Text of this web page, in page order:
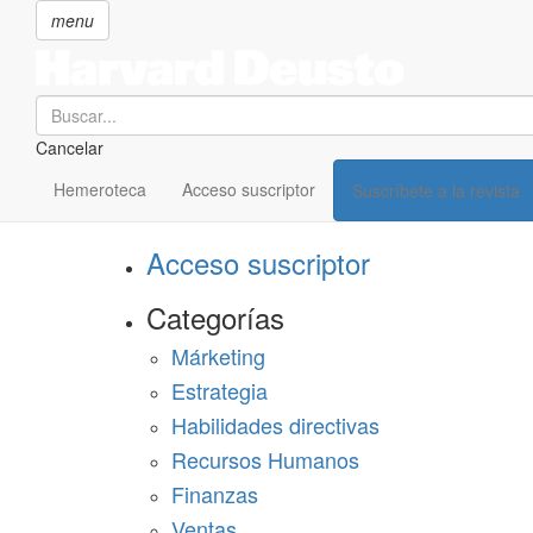
menu
Search
Cancelar
Hemeroteca
Acceso suscriptor Suscríbete a la revista
SECCIONES
Suscríbete a Harvard Deusto
Acceso suscriptor
Categorías
Márketing
Estrategia
Habilidades directivas
Recursos Humanos
Finanzas